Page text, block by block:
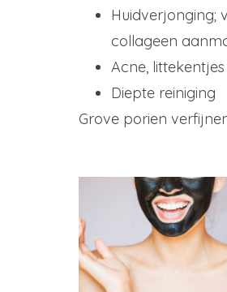
Huidverjonging;
collageen
Acne,
Diepte reiniging
Grove porien